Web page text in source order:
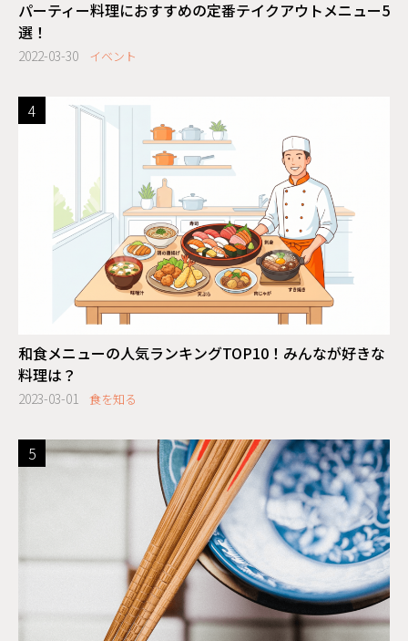
パーティー料理におすすめの定番テイクアウトメニュー5
選！
2022-03-30 イベント
和食メニューの人気ランキングTOP10！みんなが好きな
料理は？
2023-03-01 食を知る